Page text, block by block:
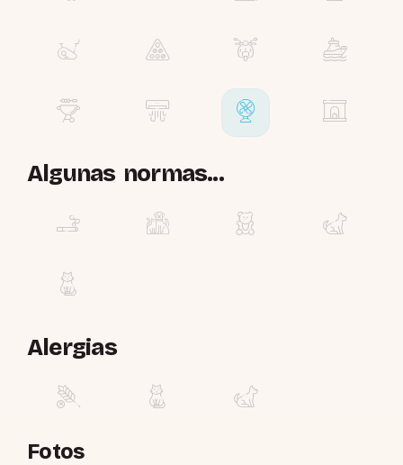
Algunas normas...
Alergias
Fotos